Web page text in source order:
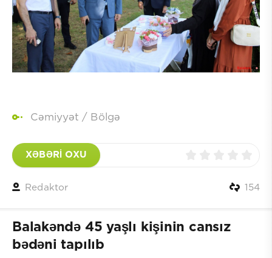
Cəmiyyət / Bölgə
XƏBƏRİ OXU
Redaktor 154
Balakəndə 45 yaşlı kişinin cansız
bədəni tapılıb